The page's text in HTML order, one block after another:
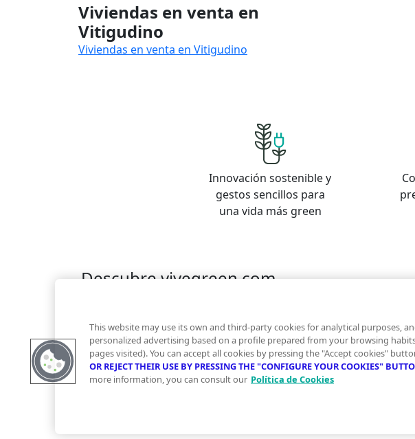
Viviendas en venta en
Vitigudino
Viviendas en venta en Vitigudino
Innovación sostenible y
gestos sencillos para
una vida más green
Descubre vivegreen.com
Financiación
© 2026 Vivegreen -
This website may use its own and third-party cookies for analytical purposes,
personalized advertising based on a profile prepared from your browsing
pages visited). You can accept all cookies by pressing the "Accept cookies"
OR REJECT THEIR USE BY PRESSING THE "CONFIGURE YOUR COOKIES"
more information, you can consult our Política de Cookies